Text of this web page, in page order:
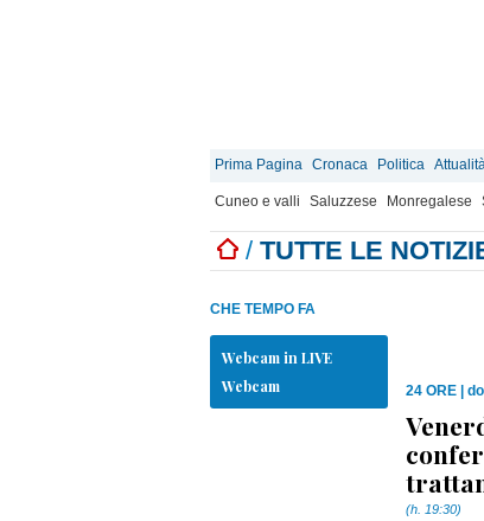
Prima Pagina Cronaca Politica
Cuneo e valli Saluzzese Monregalese
/ TUTTE LE
CHE TEMPO FA
Webcam in LIVE
Webcam
24 ORE
(h. 19:30)